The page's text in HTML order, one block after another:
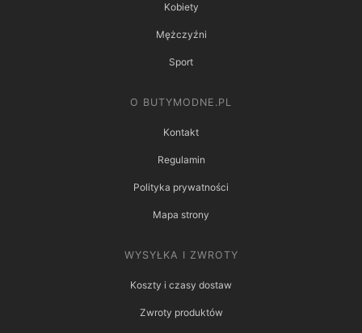
Kobiety
Mężczyźni
Sport
O BUTYMODNE.PL
Kontakt
Regulamin
Polityka prywatności
Mapa strony
WYSYŁKA I ZWROTY
Koszty i czasy dostaw
Zwroty produktów